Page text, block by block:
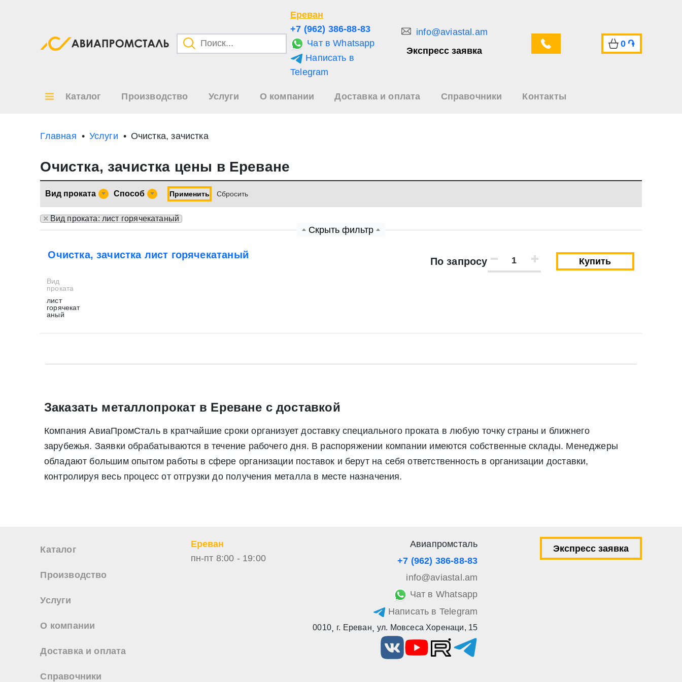
Ереван
+7 (962) 386-88-83
Чат в Whatsapp
Написать в
Telegram
info@aviastal.am
Экспресс заявка
0 ֏
Каталог Производство Услуги О компании Доставка и оплата Справочники Контакты
Главная Услуги Очистка, зачистка
Очистка, зачистка цены в Ереване
Вид проката Способ Применить Cбросить
× Вид проката: лист горячекатаный
Скрыть фильтр
Очистка, зачистка лист горячекатаный
По запросу
Вид
проката
лист
горячекат
аный
Купить
Заказать металлопрокат в Ереване с доставкой
Компания АвиаПромСталь в кратчайшие сроки организует доставку специального проката в любую точку страны и ближнего
зарубежья. Заявки обрабатываются в течение рабочего дня. В распоряжении компании имеются собственные склады. Менеджеры
обладают большим опытом работы в сфере организации поставок и берут на себя ответственность в организации доставки,
контролируя весь процесс от отгрузки до получения металла в месте назначения.
Каталог
Производство
Услуги
О компании
Доставка и оплата
Справочники
Ереван
пн-пт 8:00 - 19:00
Авиапромсталь
+7 (962) 386-88-83
info@aviastal.am
Чат в Whatsapp
Написать в Telegram
0010, г. Ереван, ул. Мовсеса Хоренаци, 15
Экспресс заявка
Отправить заявку
июля 2006 г. N 152-ФЗ «О персональных данных», а также соглашаетесь на информационную рассылку по средством e-mail или СМС
Прикрепить файл (до 20 mb)
Отправить заявку
Нажимая на кнопку «Отправить заявку» Вы даете согласие на обработку своих персональных данных в соответствии со статьей 9 Федерального закона от 27 июля 2006 г. N 152-ФЗ «О
персональных данных», а также соглашаетесь на информационную рассылку по средством e-mail или СМС